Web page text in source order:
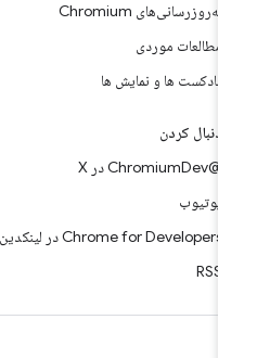
به‌روزرسانی‌های Chromium
مطالعات موردی
پادکست ها و نمایش ها
دنبال کردن
یوتیوب
Chrome for Developers در لینکدین